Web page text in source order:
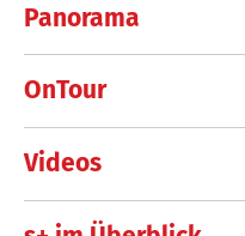
Panorama
OnTour
Videos